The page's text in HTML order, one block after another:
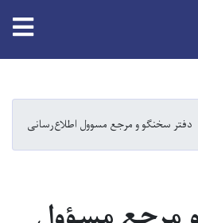
content
دفتر سخنگو و مرجع مسوول اطلاع‌رسانی